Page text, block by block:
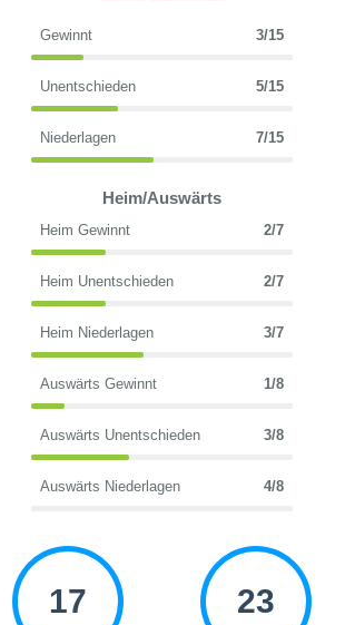
Gewinnt 3/15
Unentschieden 5/15
Niederlagen 7/15
Heim/Auswärts
Heim Gewinnt 2/7
Heim Unentschieden 2/7
Heim Niederlagen 3/7
Auswärts Gewinnt 1/8
Auswärts Unentschieden 3/8
Auswärts Niederlagen 4/8
17 23